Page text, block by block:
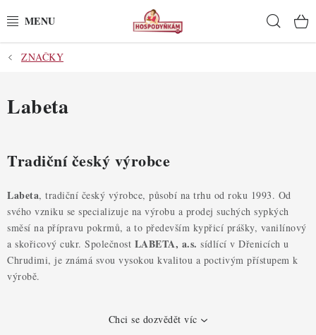
na
POTŘEBY
POMŮCKY
DEKORACE
PRO OSLAVY
DO KUCHYNĚ
POCHUTINY
ZNAČKY
Labeta
Tradiční český výrobce
Labeta, tradiční český výrobce, působí na trhu od roku 1993. Od
svého vzniku se specializuje na výrobu a prodej suchých sypkých
směsí na přípravu pokrmů, a to především kypřicí prášky, vanilínový
a skořicový cukr. Společnost LABETA, a.s. sídlící v Dřenicích u
Chrudimi, je známá svou vysokou kvalitou a poctivým přístupem k
výrobě.
Chci se dozvědět víc